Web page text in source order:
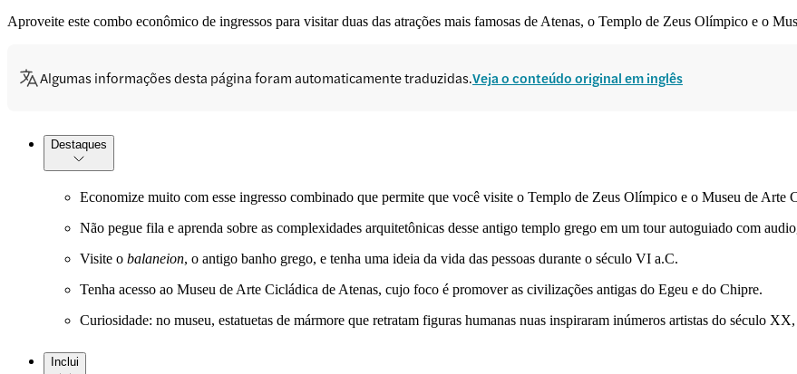
Aproveite este combo econômico de ingressos para visitar duas das atrações mais famosas de Atenas, o Templo de Zeus Olímpico e o
Algumas informações desta página foram automaticamente traduzidas.Veja o conteúdo original em inglês
Destaques
Economize muito com esse ingresso combinado que permite que você visite o Templo de Zeus Olímpico e o Museu de Arte
Não pegue fila e aprenda sobre as complexidades arquitetônicas desse antigo templo grego em um tour autoguiado com
Visite o balaneion, o antigo banho grego, e tenha uma ideia da vida das pessoas durante o século VI a.C.
Tenha acesso ao Museu de Arte Cicládica de Atenas, cujo foco é promover as civilizações antigas do Egeu e do Chipre.
Curiosidade: no museu, estatuetas de mármore que retratam figuras humanas nuas inspiraram inúmeros artistas do século
Inclui